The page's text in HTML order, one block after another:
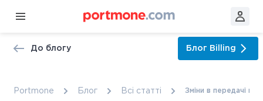
До блогу Блог Billing
Portmone Блог Всі статтi Зміни в передачі